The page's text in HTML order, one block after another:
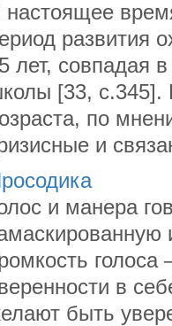
настоящее
развития
лет, совпадая
[33, с.345].
по
и
и манера
в
быть